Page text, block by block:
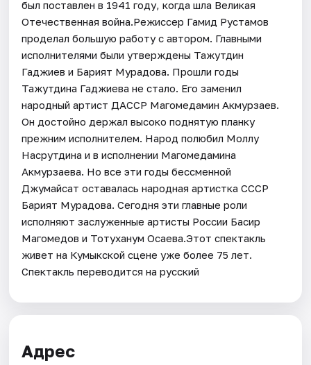
был поставлен в 1941 году, когда шла Великая
Отечественная война.Режиссер Гамид Рустамов
проделал большую работу с автором. Главными
исполнителями были утверждены Тажутдин
Гаджиев и Барият Мурадова. Прошли годы
Тажутдина Гаджиева не стало. Его заменил
народный артист ДАССР Магомедамин Акмурзаев.
Он достойно держал высоко поднятую планку
прежним исполнителем. Народ полюбил Моллу
Насрутдина и в исполнении Магомедамина
Акмурзаева. Но все эти годы бессменной
Джумайсат оставалась народная артистка СССР
Барият Мурадова. Сегодня эти главные роли
исполняют заслуженные артисты России Басир
Магомедов и Тотуханум Осаева.Этот спектакль
живет на Кумыкской сцене уже более 75 лет.
Спектакль переводится на русский
Адрес